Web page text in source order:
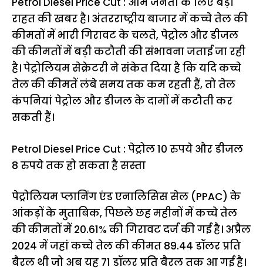
राहत की खबर है। अंतरराष्ट्रीय बाजार में कच्चे तेल की
कीमतों में भारी गिरावट के चलते, पेट्रोल और डीजल
की कीमतों में बड़ी कटौती की संभावना जताई जा रही
है। पेट्रोलियम सेक्रेटरी ने संकेत दिया है कि यदि कच्चे
तेल की कीमतें लंबे समय तक कम रहती हैं, तो तेल
कंपनियां पेट्रोल और डीजल के दामों में कटौती कर
सकती हैं।
Petrol Diesel Price Cut : पेट्रोल 10 रुपये और डीजल
8 रुपये तक हो सकता है सस्ता
पेट्रोलियम प्लानिंग एंड एनालिसिस सेल (PPAC) के
आंकड़ों के मुताबिक, पिछले छह महीनों में कच्चे तेल
की कीमतों में 20.61% की गिरावट दर्ज की गई है। अप्रैल
2024 में जहां कच्चे तेल की कीमत 89.44 डॉलर प्रति
बैरल थी जो अब यह 71 डॉलर प्रति बैरल तक आ गई है।